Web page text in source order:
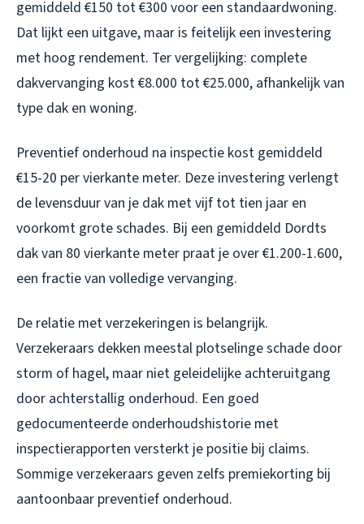
gemiddeld €150 tot €300 voor een standaardwoning.
Dat lijkt een uitgave, maar is feitelijk een investering
met hoog rendement. Ter vergelijking: complete
dakvervanging kost €8.000 tot €25.000, afhankelijk van
type dak en woning.
Preventief onderhoud na inspectie kost gemiddeld
€15-20 per vierkante meter. Deze investering verlengt
de levensduur van je dak met vijf tot tien jaar en
voorkomt grote schades. Bij een gemiddeld Dordts
dak van 80 vierkante meter praat je over €1.200-1.600,
een fractie van volledige vervanging.
De relatie met verzekeringen is belangrijk.
Verzekeraars dekken meestal plotselinge schade door
storm of hagel, maar niet geleidelijke achteruitgang
door achterstallig onderhoud. Een goed
gedocumenteerde onderhoudshistorie met
inspectierapporten versterkt je positie bij claims.
Sommige verzekeraars geven zelfs premiekorting bij
aantoonbaar preventief onderhoud.